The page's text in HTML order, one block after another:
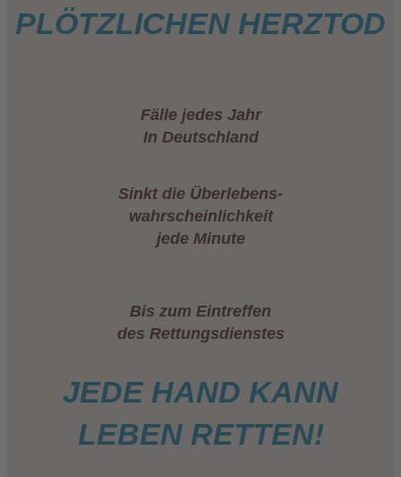
PLÖTZLICHEN HERZTOD
Fälle jedes Jahr
In Deutschland
Sinkt die Überlebens-
wahrscheinlichkeit
jede Minute
Bis zum Eintreffen
des Rettungsdienstes
JEDE HAND KANN
LEBEN RETTEN!